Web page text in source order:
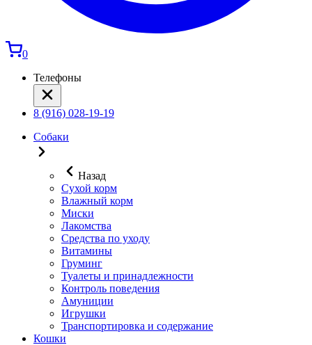
0
Телефоны
8 (916) 028-19-19
Собаки
Назад
Сухой корм
Влажный корм
Миски
Лакомства
Средства по уходу
Витамины
Груминг
Туалеты и принадлежности
Контроль поведения
Амуниции
Игрушки
Транспортировка и содержание
Кошки